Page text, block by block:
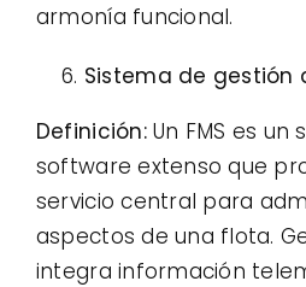
armonía funcional.
Sistema de gestión
Definición:Un FMS es un
software extenso que
servicio central para
aspectos de una flota.
integra información